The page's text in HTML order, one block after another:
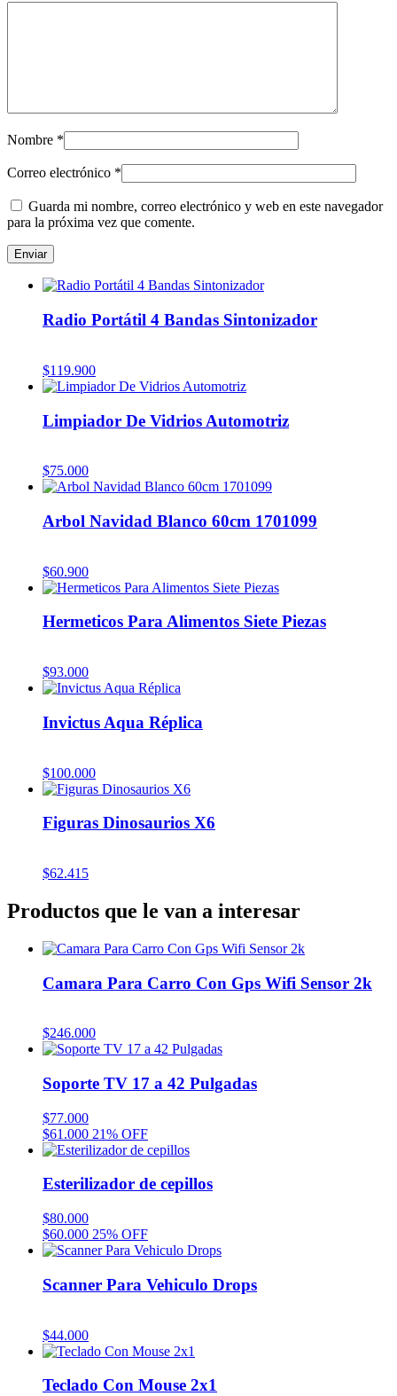
Nombre *
Correo electrónico *
Guarda mi nombre, correo electrónico y web en este navegador
para la próxima vez que comente.
Radio Portátil 4 Bandas Sintonizador
$119.900
Limpiador De Vidrios Automotriz
$75.000
Arbol Navidad Blanco 60cm 1701099
$60.900
Hermeticos Para Alimentos Siete Piezas
$93.000
Invictus Aqua Réplica
$100.000
Figuras Dinosaurios X6
$62.415
Productos que le van a interesar
Camara Para Carro Con Gps Wifi Sensor 2k
$246.000
Soporte TV 17 a 42 Pulgadas
$77.000
$61.000 21% OFF
Esterilizador de cepillos
$80.000
$60.000 25% OFF
Scanner Para Vehiculo Drops
$44.000
Teclado Con Mouse 2x1